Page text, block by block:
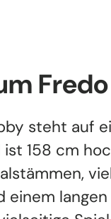
Fredo
steht auf
158 cm
einem langen